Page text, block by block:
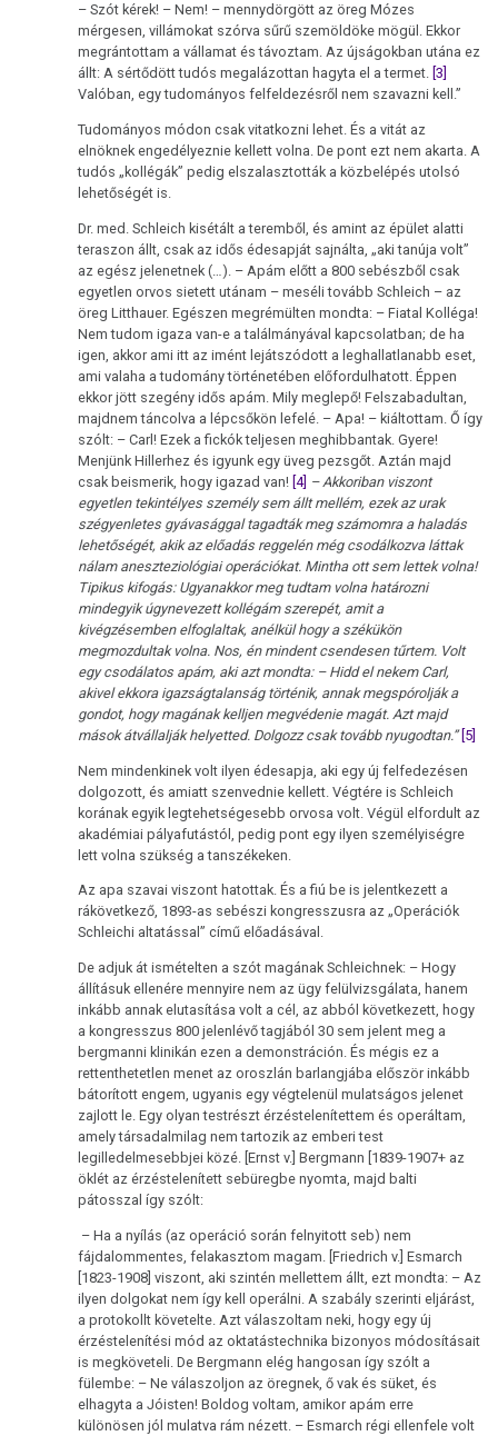
– Szót kérek! – Nem! – mennydörgött az öreg Mózes
mérgesen, villámokat szórva sűrű szemöldöke mögül. Ekkor
megrántottam a vállamat és távoztam. Az újságokban utána ez
állt: A sértődött tudós megalázottan hagyta el a termet. [3]
Valóban, egy tudományos felfeldezésről nem szavazni kell.”
Tudományos módon csak vitatkozni lehet. És a vitát az
elnöknek engedélyeznie kellett volna. De pont ezt nem akarta. A
tudós „kollégák” pedig elszalasztották a közbelépés utolsó
lehetőségét is.
Dr. med. Schleich kisétált a teremből, és amint az épület alatti
teraszon állt, csak az idős édesapját sajnálta, „aki tanúja volt”
az egész jelenetnek (…). – Apám előtt a 800 sebészből csak
egyetlen orvos sietett utánam – meséli tovább Schleich – az
öreg Litthauer. Egészen megrémülten mondta: – Fiatal Kolléga!
Nem tudom igaza van-e a találmányával kapcsolatban; de ha
igen, akkor ami itt az imént lejátszódott a leghallatlanabb eset,
ami valaha a tudomány történetében előfordulhatott. Éppen
ekkor jött szegény idős apám. Mily meglepő! Felszabadultan,
majdnem táncolva a lépcsőkön lefelé. – Apa! – kiáltottam. Ő így
szólt: – Carl! Ezek a fickók teljesen meghibbantak. Gyere!
Menjünk Hillerhez és igyunk egy üveg pezsgőt. Aztán majd
csak beismerik, hogy igazad van! [4] – Akkoriban viszont
egyetlen tekintélyes személy sem állt mellém, ezek az urak
szégyenletes gyávasággal tagadták meg számomra a haladás
lehetőségét, akik az előadás reggelén még csodálkozva láttak
nálam aneszteziológiai operációkat. Mintha ott sem lettek volna!
Tipikus kifogás: Ugyanakkor meg tudtam volna határozni
mindegyik úgynevezett kollégám szerepét, amit a
kivégzésemben elfoglaltak, anélkül hogy a székükön
megmozdultak volna. Nos, én mindent csendesen tűrtem. Volt
egy csodálatos apám, aki azt mondta: – Hidd el nekem Carl,
akivel ekkora igazságtalanság történik, annak megspórolják a
gondot, hogy magának kelljen megvédenie magát. Azt majd
mások átvállalják helyetted. Dolgozz csak tovább nyugodtan.” [5]
Nem mindenkinek volt ilyen édesapja, aki egy új felfedezésen
dolgozott, és amiatt szenvednie kellett. Végtére is Schleich
korának egyik legtehetségesebb orvosa volt. Végül elfordult az
akadémiai pályafutástól, pedig pont egy ilyen személyiségre
lett volna szükség a tanszékeken.
Az apa szavai viszont hatottak. És a fiú be is jelentkezett a
rákövetkező, 1893-as sebészi kongresszusra az „Operációk
Schleichi altatással” című előadásával.
De adjuk át ismételten a szót magának Schleichnek: – Hogy
állításuk ellenére mennyire nem az ügy felülvizsgálata, hanem
inkább annak elutasítása volt a cél, az abból következett, hogy
a kongresszus 800 jelenlévő tagjából 30 sem jelent meg a
bergmanni klinikán ezen a demonstráción. És mégis ez a
rettenthetetlen menet az oroszlán barlangjába először inkább
bátorított engem, ugyanis egy végtelenül mulatságos jelenet
zajlott le. Egy olyan testrészt érzéstelenítettem és operáltam,
amely társadalmilag nem tartozik az emberi test
legilledelmesebbjei közé. [Ernst v.] Bergmann [1839-1907+ az
öklét az érzéstelenített sebüregbe nyomta, majd balti
pátosszal így szólt:
– Ha a nyílás (az operáció során felnyitott seb) nem
fájdalommentes, felakasztom magam. [Friedrich v.] Esmarch
[1823-1908] viszont, aki szintén mellettem állt, ezt mondta: – Az
ilyen dolgokat nem így kell operálni. A szabály szerinti eljárást,
a protokollt követelte. Azt válaszoltam neki, hogy egy új
érzéstelenítési mód az oktatástechnika bizonyos módosításait
is megköveteli. De Bergmann elég hangosan így szólt a
fülembe: – Ne válaszoljon az öregnek, ő vak és süket, és
elhagyta a Jóisten! Boldog voltam, amikor apám erre
különösen jól mulatva rám nézett. – Esmarch régi ellenfele volt